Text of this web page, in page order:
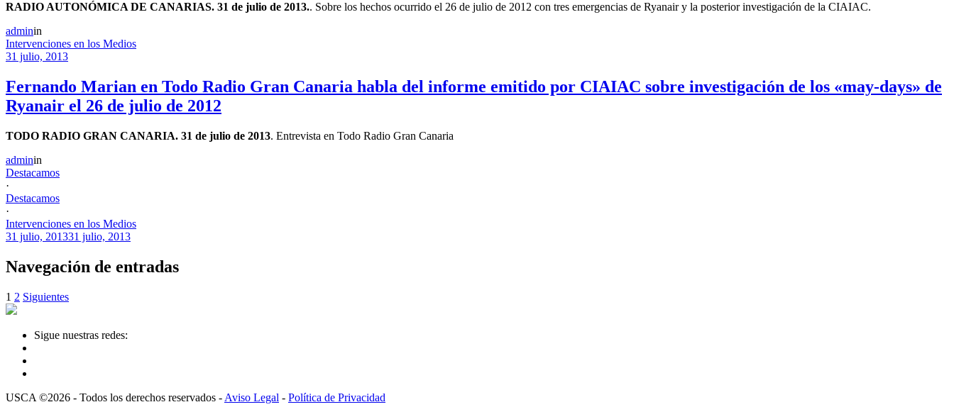
RADIO AUTONÓMICA DE CANARIAS. 31 de julio de 2013.. Sobre los hechos ocurrido el 26 de julio de 2012 con tres emergencias de Ryanair y la posterior investigación de la CIAIAC.
adminin
Intervenciones en los Medios
31 julio, 2013
Fernando Marian en Todo Radio Gran Canaria habla del informe emitido por CIAIAC sobre investigación de los «may-days» de
Ryanair el 26 de julio de 2012
TODO RADIO GRAN CANARIA. 31 de julio de 2013. Entrevista en Todo Radio Gran Canaria
adminin
Destacamos
·
Destacamos
·
Intervenciones en los Medios
31 julio, 201331 julio, 2013
Navegación de entradas
1 2 Siguientes
Sigue nuestras redes:
USCA ©2026 - Todos los derechos reservados - Aviso Legal - Política de Privacidad